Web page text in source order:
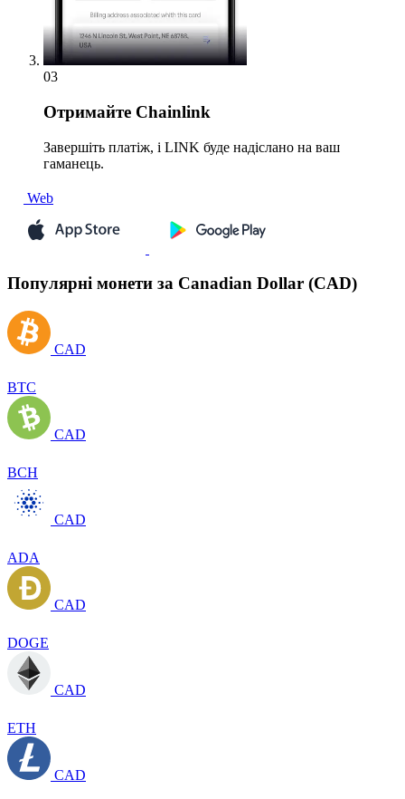
03
Отримайте Chainlink
Завершіть платіж, і LINK буде надіслано на ваш
гаманець.
Web
Популярні монети за Canadian Dollar (CAD)
CAD
BTC
CAD
BCH
CAD
ADA
CAD
DOGE
CAD
ETH
CAD